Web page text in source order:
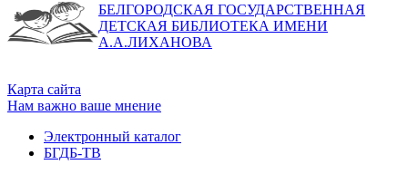
БЕЛГОРОДСКАЯ ГОСУДАРСТВЕННАЯ
ДЕТСКАЯ БИБЛИОТЕКА ИМЕНИ
А.А.ЛИХАНОВА
Карта сайта
Нам важно ваше мнение
Электронный каталог
БГДБ-ТВ